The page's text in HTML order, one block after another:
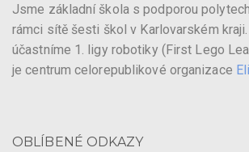
Jsme základní škola s podporou
rámci sítě šesti škol v Karlovarském
účastníme 1. ligy robotiky (First Lego
je centrum celorepublikové organizace
OBLÍBENÉ ODKAZY